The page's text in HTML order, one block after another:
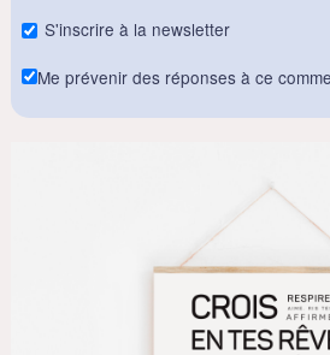
S'inscrire à la newsletter
Me prévenir des réponses à ce